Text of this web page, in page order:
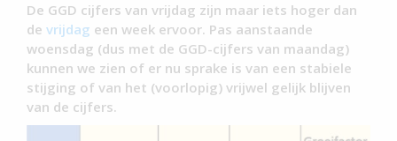
De GGD cijfers van vrijdag zijn maar iets hoger dan
de vrijdag een week ervoor. Pas aanstaande
woensdag (dus met de GGD-cijfers van maandag)
kunnen we zien of er nu sprake is van een stabiele
stijging of van het (voorlopig) vrijwel gelijk blijven
van de cijfers.